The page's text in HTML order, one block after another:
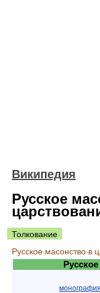
Википедия
Русское
Толкование
Русское масонство в
монография